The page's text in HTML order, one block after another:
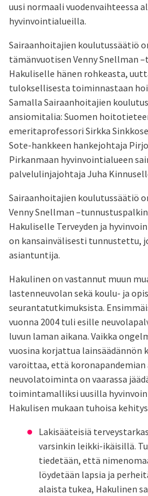
uusi normaali vuodenvaihteessa
hyvinvointialueilla.
Sairaanhoitajien koulutussäätiö
tämänvuotisen Venny Snellman
Hakuliselle hänen rohkeasta,
tuloksellisesta toiminnastaan
Samalla Sairaanhoitajien
ansiomitalia: Suomen
emeritaprofessori Sirkka
Sote-hankkeen hankejohtaja
Pirkanmaan hyvinvointialueen
palvelulinjajohtaja Juha
Sairaanhoitajien koulutussäätiö
Venny Snellman
Hakuliselle Terveyden ja
on kansainvälisesti tunnustettu,
asiantuntija.
Hakulinen on vastannut muun
lastenneuvolan sekä koulu- ja
seurantatutkimuksista.
vuonna 2004 tuli esille
luvun laman aikana. Vaikka
vuosina korjattua lainsäädännön
varoittaa, että
neuvolatoiminta on vaarassa
toimintamalliksi uusilla
Hakulisen mukaan tuhoisa
Lakisääteisiä
varsinkin leikki-ikäisillä.
tiedetään, että
löydetään lapsia ja
alaista tukea, Hakulinen